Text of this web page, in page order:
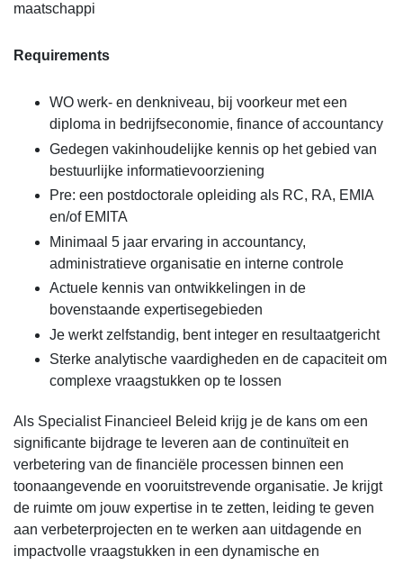
maatschappi
Requirements
WO werk- en denkniveau, bij voorkeur met een
diploma in bedrijfseconomie, finance of accountancy
Gedegen vakinhoudelijke kennis op het gebied van
bestuurlijke informatievoorziening
Pre: een postdoctorale opleiding als RC, RA, EMIA
en/of EMITA
Minimaal 5 jaar ervaring in accountancy,
administratieve organisatie en interne controle
Actuele kennis van ontwikkelingen in de
bovenstaande expertisegebieden
Je werkt zelfstandig, bent integer en resultaatgericht
Sterke analytische vaardigheden en de capaciteit om
complexe vraagstukken op te lossen
Als Specialist Financieel Beleid krijg je de kans om een
significante bijdrage te leveren aan de continuïteit en
verbetering van de financiële processen binnen een
toonaangevende en vooruitstrevende organisatie. Je krijgt
de ruimte om jouw expertise in te zetten, leiding te geven
aan verbeterprojecten en te werken aan uitdagende en
impactvolle vraagstukken in een dynamische en